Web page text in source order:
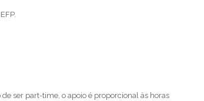
ser part-time, o apoio é proporcional às horas